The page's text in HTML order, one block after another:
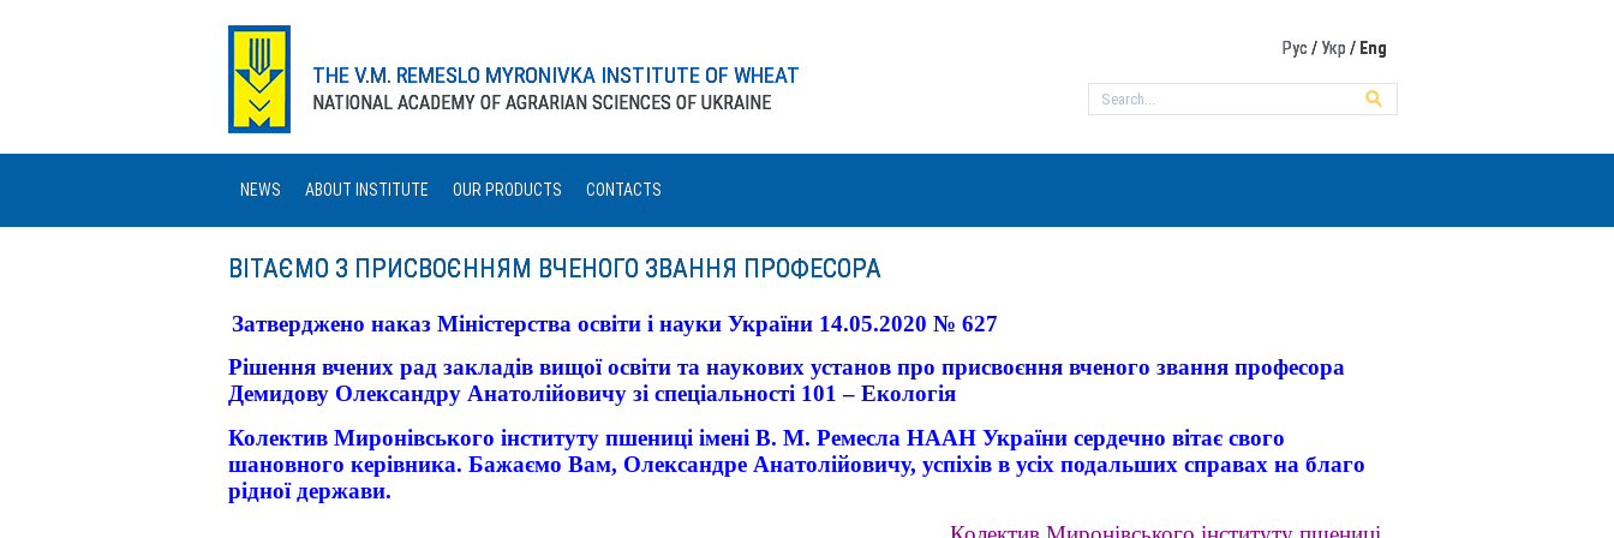
THE V.M. REMESLO MYRONIVKA INSTITUTE OF WHEAT
NATIONAL ACADEMY OF AGRARIAN SCIENCES OF UKRAINE
Рус / Укр / Eng
NEWS ABOUT INSTITUTE OUR PRODUCTS CONTACTS
ВІТАЄМО З ПРИСВОЄННЯМ ВЧЕНОГО ЗВАННЯ ПРОФЕСОРА
Затверджено наказ Міністерства освіти і науки України 14.05.2020 № 627
Рішення вчених рад закладів вищої освіти та наукових установ про присвоєння вченого звання професора
Демидову Олександру Анатолійовичу зі спеціальності 101 – Екологія
Колектив Миронівського інституту пшениці імені В. М. Ремесла НААН України сердечно вітає свого
шановного керівника. Бажаємо Вам, Олександре Анатолійовичу, успіхів в усіх подальших справах на благо
рідної держави.